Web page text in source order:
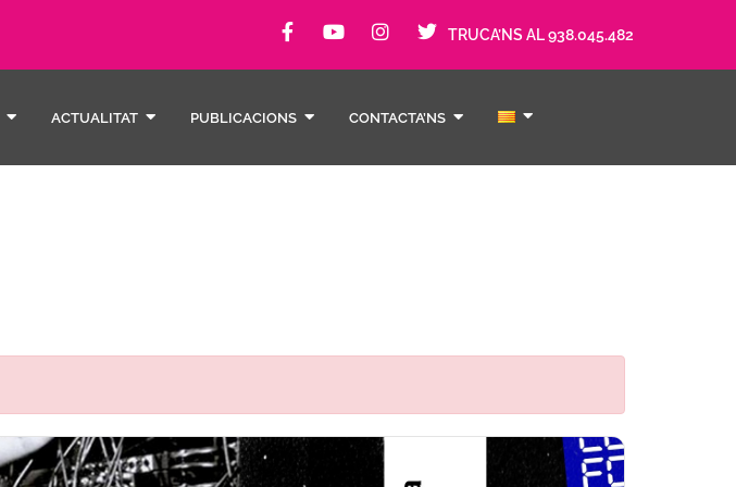
TRUCA’NS AL 938.045.482
ACTUALITAT PUBLICACIONS CONTACTA’NS